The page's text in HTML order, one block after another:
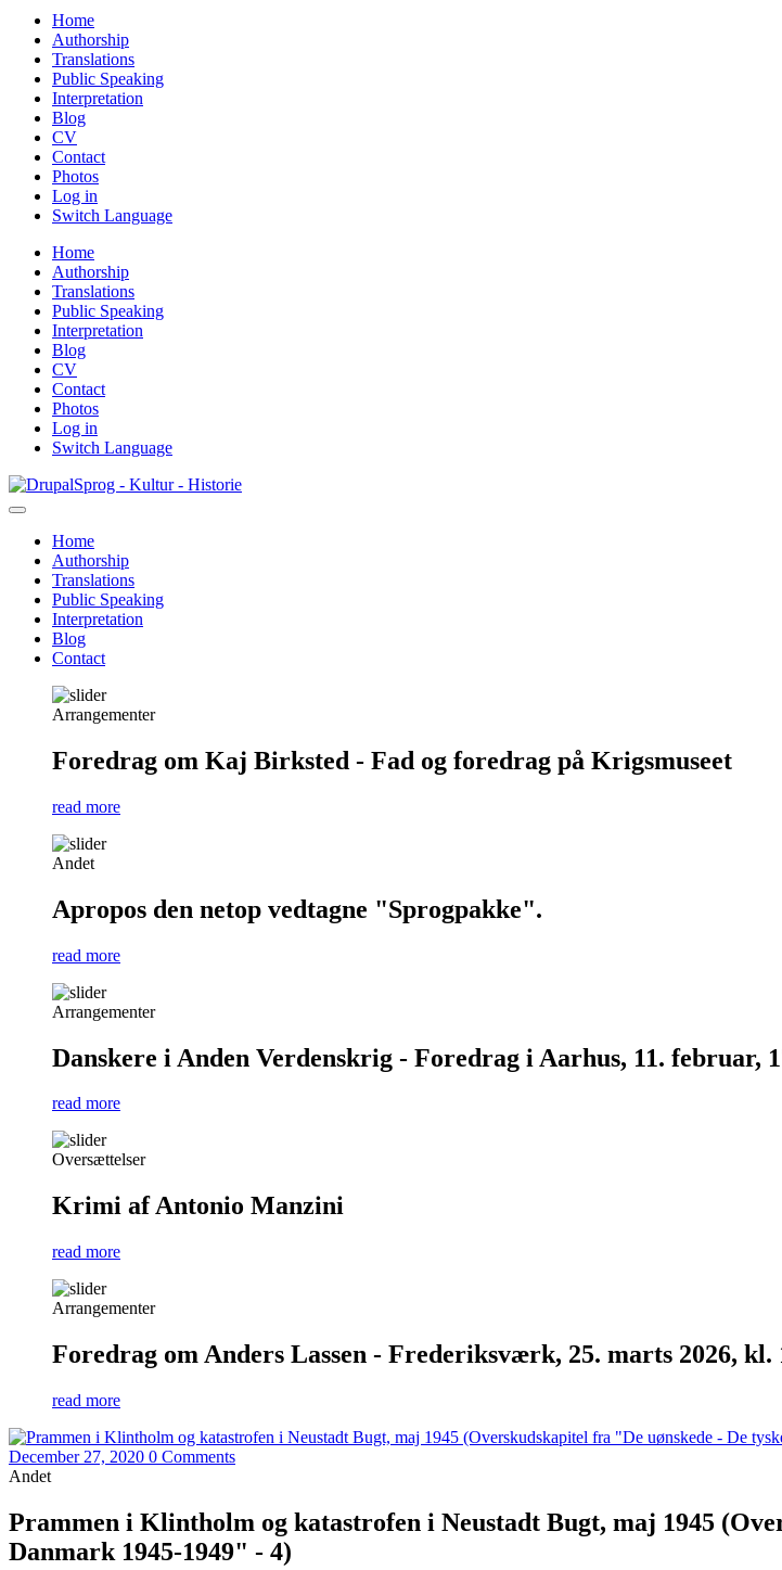
Home
Authorship
Translations
Public Speaking
Interpretation
Blog
CV
Contact
Photos
Log in
Switch Language
Home
Authorship
Translations
Public Speaking
Interpretation
Blog
CV
Contact
Photos
Log in
Switch Language
Skip
to
content
Sprog - Kultur - Historie
Primær
navigation
Home
Authorship
Translations
Public Speaking
Interpretation
Blog
Contact
Arrangementer
Foredrag om Kaj Birksted - Fad og foredrag på Krigsmuseet
read more
Andet
Apropos den netop vedtagne "Sprogpakke".
read more
Arrangementer
Danskere i Anden Verdenskrig - Foredrag i Aarhus, 11. februar,
read more
Oversættelser
Krimi af Antonio Manzini
read more
Arrangementer
Foredrag om Anders Lassen - Frederiksværk, 25. marts 2026, kl.
read more
December 27, 2020 0 Comments
Andet
Prammen i Klintholm og katastrofen i Neustadt Bugt, maj 1945
Danmark 1945-1949" - 4)